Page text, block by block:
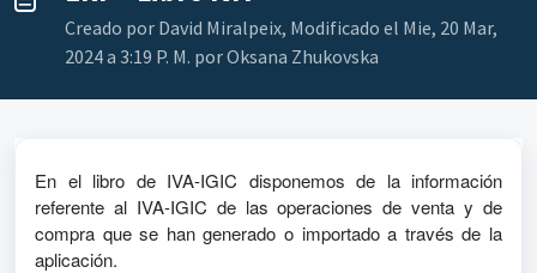
Creado por David Miralpeix, Modificado el Mie, 20 Mar,
2024 a 3:19 P. M. por Oksana Zhukovska
En el libro de IVA-IGIC disponemos de la información
referente al IVA-IGIC de las operaciones de venta y de
compra que se han generado o importado a través de la
aplicación.